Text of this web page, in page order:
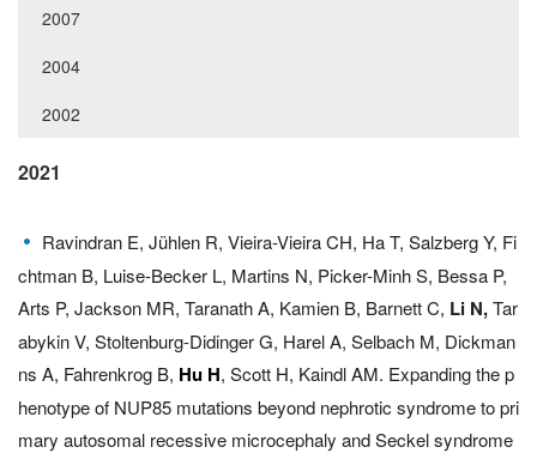
2021
Ravindran E, Jühlen R, Vieira-Vieira CH, Ha T, Salzberg Y, Fi
chtman B, Luise-Becker L, Martins N, Picker-Minh S, Bessa P,
Arts P, Jackson MR, Taranath A, Kamien B, Barnett C, Li N,Tar
abykin V, Stoltenburg-Didinger G, Harel A, Selbach M, Dickman
ns A, Fahrenkrog B, Hu H, Scott H, Kaindl AM. Expanding the p
henotype of NUP85 mutations beyond nephrotic syndrome to pri
mary autosomal recessive microcephaly and Seckel syndrome
2007
2004
2002